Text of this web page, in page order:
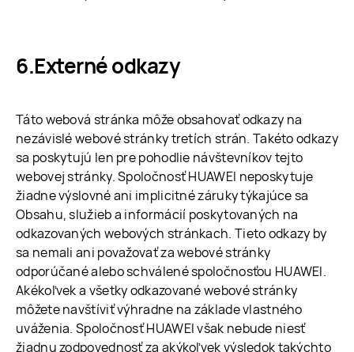
Externé odkazy
Táto webová stránka môže obsahovať odkazy na
nezávislé webové stránky tretích strán. Takéto odkazy
sa poskytujú len pre pohodlie návštevníkov tejto
webovej stránky. Spoločnosť HUAWEI neposkytuje
žiadne výslovné ani implicitné záruky týkajúce sa
Obsahu, služieb a informácií poskytovaných na
odkazovaných webových stránkach. Tieto odkazy by
sa nemali ani považovať za webové stránky
odporúčané alebo schválené spoločnosťou HUAWEI.
Akékoľvek a všetky odkazované webové stránky
môžete navštíviť výhradne na základe vlastného
uváženia. Spoločnosť HUAWEI však nebude niesť
žiadnu zodpovednosť za akýkoľvek výsledok takýchto